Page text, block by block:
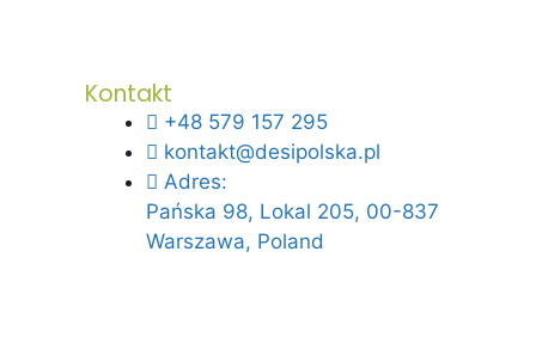
Kontakt
+48 579 157 295
kontakt@desipolska.pl
Adres:
Pańska 98, Lokal 205, 00-837
Warszawa, Poland